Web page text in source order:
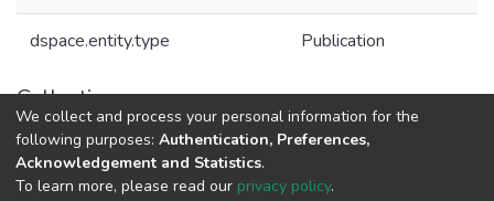
dspace.entity.type Publication
Collections
1.1.2. Informes Finales
We collect and process your personal information for the
following purposes: Authentication, Preferences,
Acknowledgement and Statistics.
To learn more, please read our privacy policy.